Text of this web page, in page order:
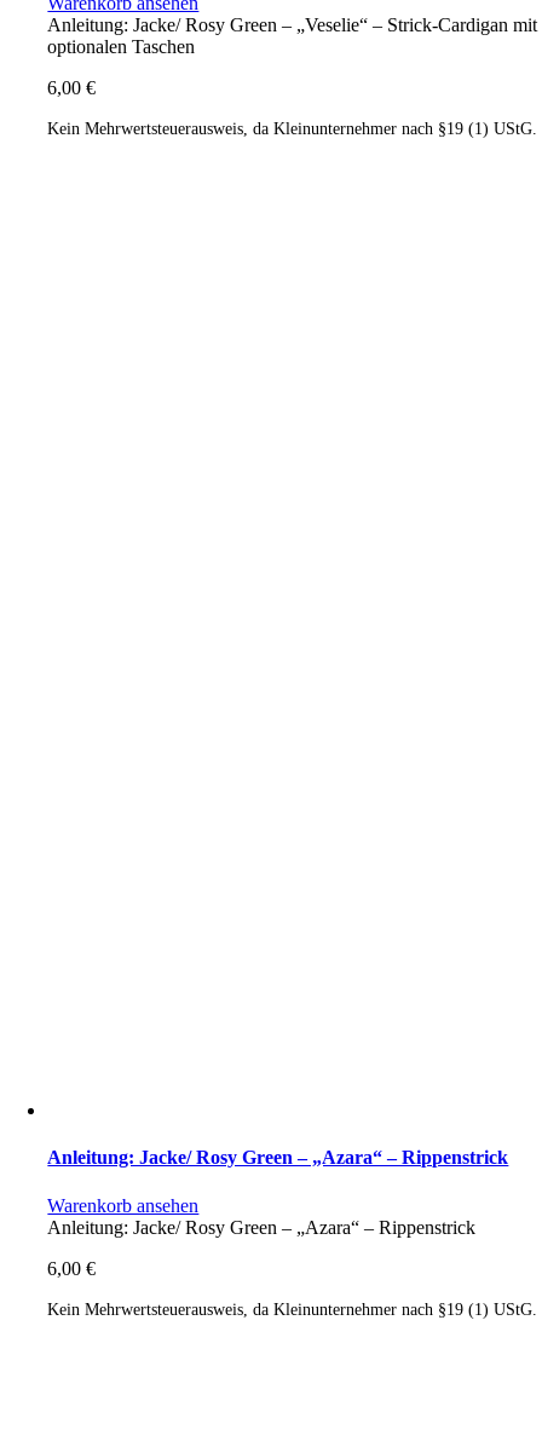
Anleitung: Jacke/ Rosy Green – „Veselie“ – Strick-Cardigan mit
optionalen Taschen
6,00€
Kein Mehrwertsteuerausweis, da Kleinunternehmer nach §19 (1) UStG.
Anleitung: Jacke/ Rosy Green – „Azara“ – Rippenstrick
Warenkorb ansehen
Anleitung: Jacke/ Rosy Green – „Azara“ – Rippenstrick
6,00€
Kein Mehrwertsteuerausweis, da Kleinunternehmer nach §19 (1) UStG.